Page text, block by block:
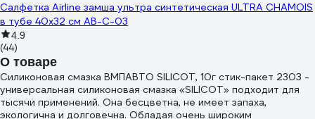
Салфетка Airline замша ультра синтетическая ULTRA CHAMOIS
в тубе 40х32 см AB-C-03
4.9
(44)
О товаре
Силиконовая смазка ВМПАВТО SILICOT, 10г стик-пакет 2303 -
универсальная силиконовая смазка «SILICOT» подходит для
тысячи применений. Она бесцветна, не имеет запаха,
экологична и долговечна. Обладая очень широким